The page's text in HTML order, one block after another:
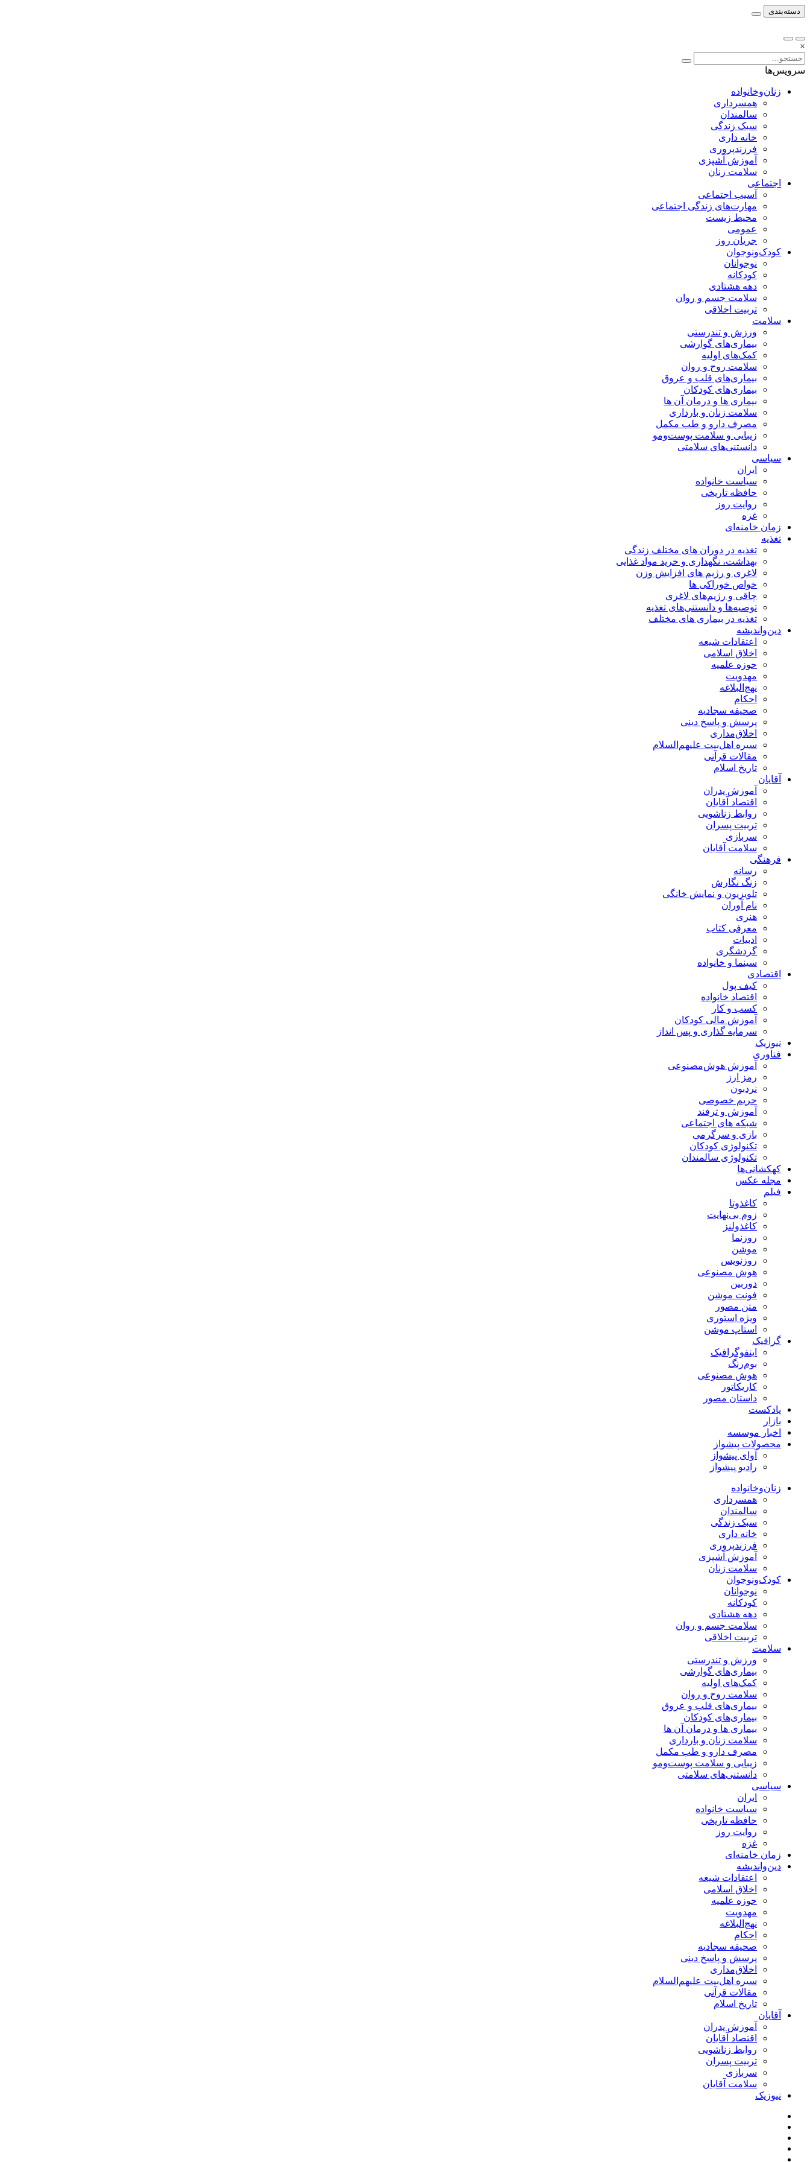
دسته‌بندی
×
سرویس‌ها
زنان‌وخانواده
همسرداری
سالمندان
سبک زندگی
خانه داری
فرزندپروری
آموزش آشپزی
سلامت زنان
اجتماعی
آسیب اجتماعی
مهارت‌های زندگی اجتماعی
محیط زیست
عمومی
جریان روز
کودک‌ونوجوان
نوجوانان
کودکانه
دهه هشتادی
سلامت جسم و روان
تربیت اخلاقی
سلامت
ورزش و تندرستی
بیماری‌های گوارشی
کمک‌های اولیه
سلامت روح و روان
بیماری‌های قلب و عروق
بیماری‌های کودکان
بیماری ها و درمان آن ها
سلامت زنان و بارداری
مصرف دارو و طب مکمل
زیبایی و سلامت پوست‌ومو
دانستنی‌های سلامتی
سیاسی
ایران
سیاست خانواده
حافظه تاریخی
روایت روز
غزه
زمان خامنه‌ای
تغذیه
تغذیه در دوران های مختلف زندگی
بهداشت، نگهداری و خرید مواد غذایی
لاغری و رژیم های افزایش وزن
خواص خوراكی ها
چاقی و رژیم‌های لاغری
توصیه‌ها و دانستنی‌های تغذیه
تغذیه در بیماری های مختلف
دین‌واندیشه
اعتقادات شیعه
اخلاق اسلامی
حوزه علمیه
مهدویت
نهج‌البلاغه
احکام
صحیفه سجادیه
پرسش و پاسخ دینی
اخلاق‌مداری
سیره اهل‌بیت علیهم‌السلام
مقالات قرآنی
تاریخ اسلام
آقایان
آموزش پدران
اقتصاد آقایان
روابط زناشویی
تربیت پسران
سربازی
سلامت آقایان
فرهنگی
رسانه
زنگ نگارش
تلویزیون و نمایش خانگی
نام آوران
هنری
معرفی کتاب
ادبیات
گردشگری
سینما و خانواده
اقتصادی
کیف پول
اقتصاد خانواده
کسب و کار
آموزش مالی کودکان
سرمایه گذاری و پس انداز
نیوزیک
فناوری
آموزش هوش‌مصنوعی
رمز ارز
نردبون
حریم خصوصی
آموزش و ترفند
شبکه های اجتماعی
بازی و سرگرمی
تکنولوژی کودکان
تکنولوژی سالمندان
کهکشانی‌ها
مجله عکس
فیلم
کاغذوتا
زوم بی‌نهایت
کاغذولنز
روزنما
موشن
روزنویس
هوش مصنوعی
دوربین
فونت موشن
متن مصور
ویژه استوری
استاپ موشن
گرافیک
اینفوگرافیک
بوم‌رنگ
هوش مصنوعی
کاریکاتور
داستان مصور
پادکست
بازار
اخبار موسسه
محصولات پیشواز
آوای پیشواز
رادیو پیشواز
زنان‌وخانواده
همسرداری
سالمندان
سبک زندگی
خانه داری
فرزندپروری
آموزش آشپزی
سلامت زنان
کودک‌ونوجوان
نوجوانان
کودکانه
دهه هشتادی
سلامت جسم و روان
تربیت اخلاقی
سلامت
ورزش و تندرستی
بیماری‌های گوارشی
کمک‌های اولیه
سلامت روح و روان
بیماری‌های قلب و عروق
بیماری‌های کودکان
بیماری ها و درمان آن ها
سلامت زنان و بارداری
مصرف دارو و طب مکمل
زیبایی و سلامت پوست‌ومو
دانستنی‌های سلامتی
سیاسی
ایران
سیاست خانواده
حافظه تاریخی
روایت روز
غزه
زمان خامنه‌ای
دین‌واندیشه
اعتقادات شیعه
اخلاق اسلامی
حوزه علمیه
مهدویت
نهج‌البلاغه
احکام
صحیفه سجادیه
پرسش و پاسخ دینی
اخلاق‌مداری
سیره اهل‌بیت علیهم‌السلام
مقالات قرآنی
تاریخ اسلام
آقایان
آموزش پدران
اقتصاد آقایان
روابط زناشویی
تربیت پسران
سربازی
سلامت آقایان
نیوزیک